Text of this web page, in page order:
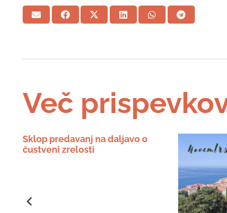
Več
Sklop predavanj na daljavo o
čustveni zrelosti